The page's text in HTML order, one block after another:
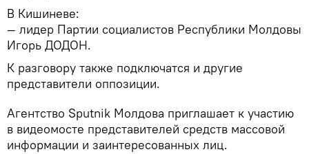
В Кишиневе:
— лидер Партии социалистов Республики Молдовы
Игорь ДОДОН.
К разговору также подключатся и другие
представители оппозиции.
Агентство Sputnik Молдова приглашает к участию
в видеомосте представителей средств массовой
информации и заинтересованных лиц.